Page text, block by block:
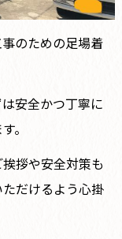
のための足場着
安全かつ丁寧に
。
拶や安全対策も
だけるよう心掛